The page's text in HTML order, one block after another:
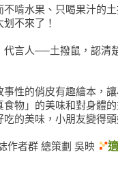
水果、只喝果汁的土
不來了！
人──土撥鼠，認清
的俏皮有趣繪本，讓
物」的美味和對身體
的美味，小朋友變得頭
作者群 總策劃 吳映